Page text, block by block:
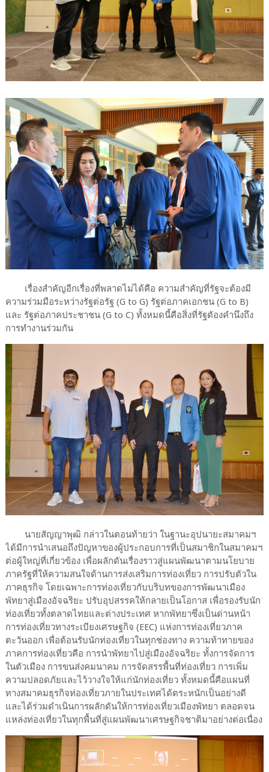
เรื่องสำคัญอีกเรื่องที่พลาดไม่ได้คือ ความสำคัญที่รัฐจะต้องมี
ความร่วมมือระหว่างรัฐต่อรัฐ (G to G) รัฐต่อภาคเอกชน (G to B)
และ รัฐต่อภาคประชาชน (G to C) ทั้งหมดนี้คือสิ่งที่รัฐตัองคำนึงถึง
การทำงานร่วมกัน
นายสัญญาพุฒิ กล่าวในตอนท้ายว่า ในฐานะอุปนายะสมาคมฯ
ได้มีการนำเสนอถึงปัญหาของผู้ประกอบการที่เป็นสมาชิกในสมาคมฯ
ต่อผู้ใหญ่ที่เกี่ยวข้อง เพื่อผลักดันเรื่องราวสู่แผนพัฒนาตามนโยบาย
ภาครัฐที่ให้ความสนใจด้านการส่งเสริมการท่องเที่ยว การปรับตัวใน
ภาคธุรกิจ โดยเฉพาะการท่องเที่ยวกับบริบทของการพัฒนาเมือง
พัทยาสู่เมืองอัจฉริยะ ปรับอุปสรรคให้กลายเป็นโอกาส เพื่อรองรับนัก
ท่องเที่ยวทั้งตลาดไทยและต่างประเทศ หากพัทยาซึ่งเป็นด่านหน้า
การท่องเที่ยวทางระเบียงเศรษฐกิจ (EEC) แห่งการท่องเที่ยวภาค
ตะวันออก เพื่อต้อนรับนักท่องเที่ยวในทุกช่องทาง ความท้าทายของ
ภาคการท่องเที่ยวคือ การนำพัทยาไปสู่เมืองอัจฉริยะ ทั้งการจัดการ
ในตัวเมือง การขนส่งคมนาคม การจัดสรรพื้นที่ท่องเที่ยว การเพิ่ม
ความปลอดภัยและไว้วางใจให้แก่นักท่องเที่ยว ทั้งหมดนี้คือแผนที่
ทางสมาคมธุรกิจท่องเที่ยวภายในประเทศได้ตระหนักเป็นอย่างดี
และได้ร่วมดำเนินการผลักดันให้การท่องเที่ยวเมืองพัทยา ตลอดจน
แหล่งท่องเที่ยวในทุกพื้นที่สู่แผนพัฒนาเศรษฐกิจชาติมาอย่างต่อเนื่อง